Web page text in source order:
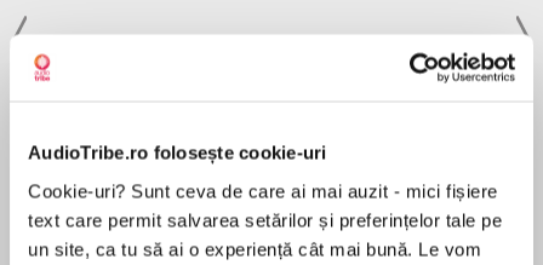
AudioTribe.ro folosește cookie-uri
Cookie-uri? Sunt ceva de care ai mai auzit - mici fișiere
text care permit salvarea setărilor și preferințelor tale pe
un site, ca tu să ai o experiență cât mai bună. Le vom
Elita de Argint (Elita
Diavolul se îmbracă de
la...
Lauren Weisberger
Migdală
Sohn Won-pyung